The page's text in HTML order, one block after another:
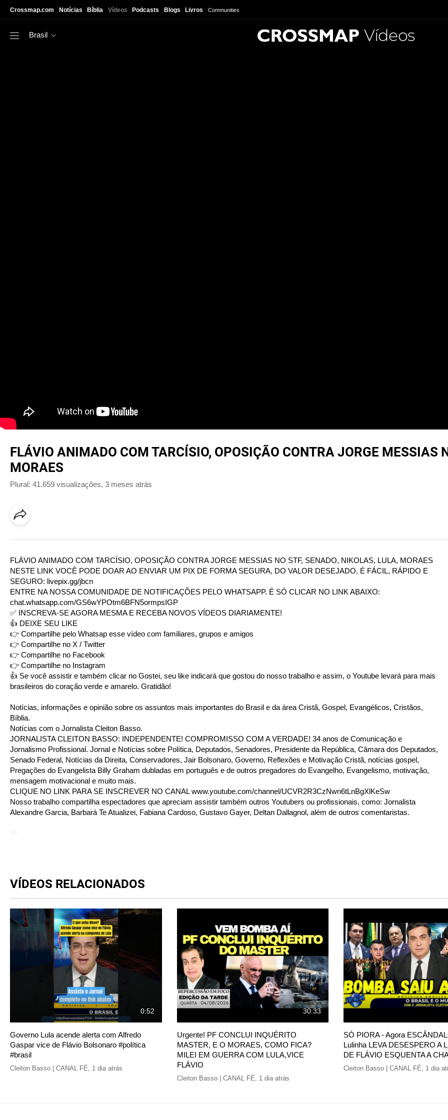
Crossmap.com Notícias Bíblia Vídeos Podcasts Blogs Livros Communities
Brasil Vídeos
FLÁVIO ANIMADO COM TARCÍSIO, OPOSIÇÃO CONTRA JORGE MESSIAS
MORAES
Plural: 41.659 visualizações, 3 meses atrás
FLÁVIO ANIMADO COM TARCÍSIO, OPOSIÇÃO CONTRA JORGE MESSIAS NO STF, SENADO, NIKOLAS, LULA, MORAES
NESTE LINK VOCÊ PODE DOAR AO ENVIAR UM PIX DE FORMA SEGURA, DO VALOR DESEJADO. É FÁCIL, RÁPIDO E
SEGURO: livepix.gg/jbcn
ENTRE NA NOSSA COMUNIDADE DE NOTIFICAÇÕES PELO WHATSAPP. É SÓ CLICAR NO LINK ABAIXO:
chat.whatsapp.com/GS6wYPOtm6BFN5ormpsIGP
✅ INSCREVA-SE AGORA MESMA E RECEBA NOVOS VÍDEOS DIARIAMENTE!
👍 DEIXE SEU LIKE
👉 Compartilhe pelo Whatsap esse vídeo com familiares, grupos e amigos
👉 Compartilhe no X / Twitter
👉 Compartilhe no Facebook
👉 Compartilhe no Instagram
👍 Se você assistir e também clicar no Gostei, seu like indicará que gostou do nosso trabalho e assim, o Youtube levará para mais
brasileiros do coração verde e amarelo. Gratidão!
Notícias, informações e opinião sobre os assuntos mais importantes do Brasil e da área Cristã, Gospel, Evangélicos, Cristãos,
Bíblia.
Notícias com o Jornalista Cleiton Basso.
JORNALISTA CLEITON BASSO: INDEPENDENTE! COMPROMISSO COM A VERDADE! 34 anos de Comunicação e
Jornalismo Profissional. Jornal e Notícias sobre Política, Deputados, Senadores, Presidente da República, Câmara dos Deputados,
Senado Federal, Notícias da Direita, Conservadores, Jair Bolsonaro, Governo, Reflexões e Motivação Cristã, notícias gospel,
Pregações do Evangelista Billy Graham dubladas em português e de outros pregadores do Evangelho, Evangelismo, motivação,
mensagem motivacional e muito mais.
CLIQUE NO LINK PARA SE INSCREVER NO CANALwww.youtube.com/channel/UCVR2R3CzNwn6tLnBgXlKeSw
Nosso trabalho compartilha espectadores que apreciam assistir também outros Youtubers ou profissionais, como: Jornalista
Alexandre Garcia, Barbará Te Atualizei, Fabiana Cardoso, Gustavo Gayer, Deltan Dallagnol, além de outros comentaristas.
VÍDEOS RELACIONADOS
0:52
Governo Lula acende alerta com Alfredo
Gaspar vice de Flávio Bolsonaro #política
#brasil
Cleiton Basso | CANAL FÉ 1 dia atrás
30:33
Urgente! PF CONCLUI INQUÉRITO
MASTER, E O MORAES, COMO FICA?
MILEI EM GUERRA COM LULA,VICE
FLÁVIO
Cleiton Basso | CANAL FÉ 1 dia atrás
SÓ PIORA - Agora
Lulinha LEVA DESESPERO A
DE FLÁVIO ESQUENTA A
Cleiton Basso | CANAL FÉ 1 dia